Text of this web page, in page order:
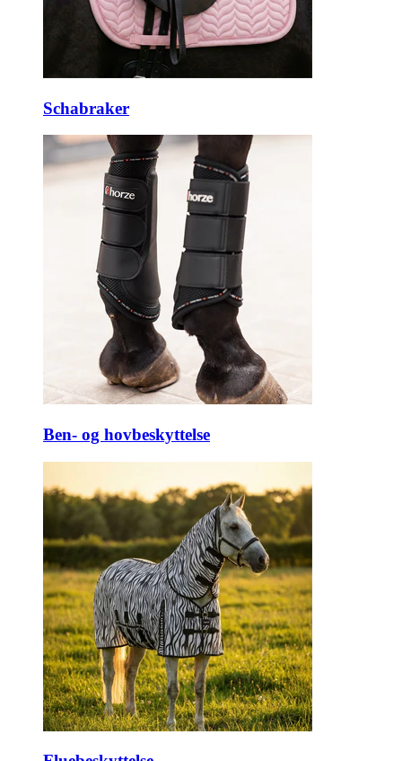
Schabraker
Ben- og hovbeskyttelse